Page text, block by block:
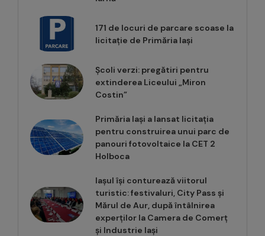
171 de locuri de parcare scoase la
licitație de Primăria Iași
Școli verzi: pregătiri pentru
extinderea Liceului „Miron
Costin”
Primăria Iași a lansat licitația
pentru construirea unui parc de
panouri fotovoltaice la CET 2
Holboca
Iașul își conturează viitorul
turistic: festivaluri, City Pass și
Mărul de Aur, după întâlnirea
experților la Camera de Comerț
și Industrie Iași